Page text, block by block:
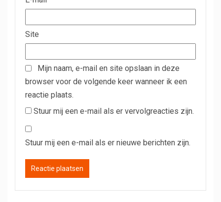
Site
Mijn naam, e-mail en site opslaan in deze
browser voor de volgende keer wanneer ik een
reactie plaats.
Stuur mij een e-mail als er vervolgreacties zijn.
Stuur mij een e-mail als er nieuwe berichten zijn.